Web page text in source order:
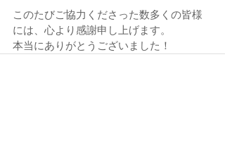
このたびご協力くださった数多くの皆様
には、心より感謝申し上げます。
本当にありがとうございました！